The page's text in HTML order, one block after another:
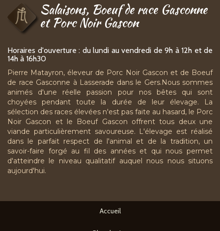
Salaisons, Boeuf de race Gasconne
et Porc Noir Gascon
Horaires d'ouverture : du lundi au vendredi de 9h à 12h et de
14h à 16h30
Pierre Matayron, éleveur de Porc Noir Gascon et de Boeuf
de race Gasconne à Lasserade dans le Gers.Nous sommes
animés d'une réelle passion pour nos bêtes qui sont
choyées pendant toute la durée de leur élevage. La
sélection des races élevées n'est pas faite au hasard, le Porc
Noir Gascon et le Boeuf Gascon offrent tous deux une
viande particulièrement savoureuse. L'élevage est réalisé
dans le parfait respect de l'animal et de la tradition, un
savoir-faire forgé au fil des années et qui nous permet
d'atteindre le niveau qualitatif auquel nous nous situons
aujourd'hui.
Accueil